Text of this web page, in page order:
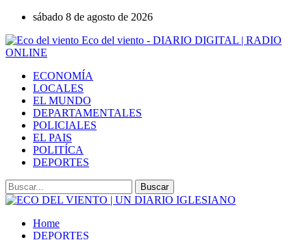
sábado 8 de agosto de 2026
Eco del viento - DIARIO DIGITAL | RADIO
ONLINE
ECONOMÍA
LOCALES
EL MUNDO
DEPARTAMENTALES
POLICIALES
EL PAIS
POLITÍCA
DEPORTES
Home
DEPORTES